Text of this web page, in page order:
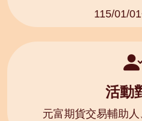
115/01/
活動
元富期貨交易輔助